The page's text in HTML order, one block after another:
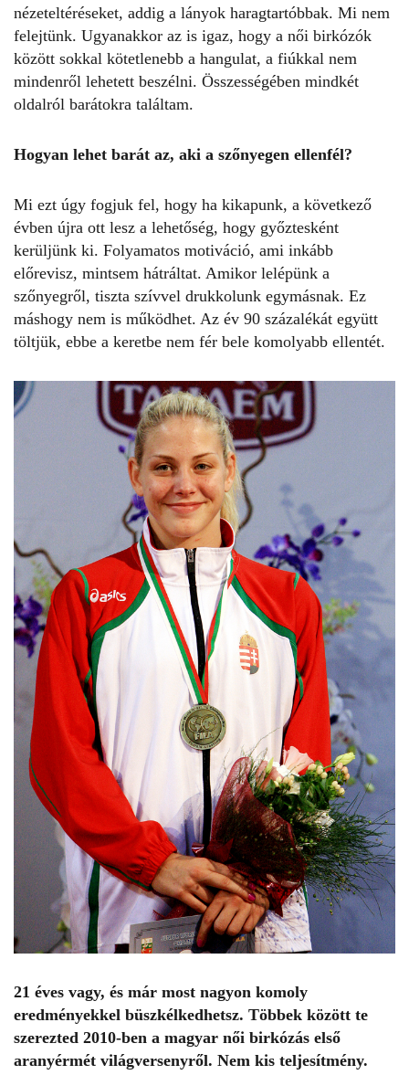
nézeteltéréseket, addig a lányok haragtartóbbak. Mi nem
felejtünk. Ugyanakkor az is igaz, hogy a női birkózók
között sokkal kötetlenebb a hangulat, a fiúkkal nem
mindenről lehetett beszélni. Összességében mindkét
oldalról barátokra találtam.
Hogyan lehet barát az, aki a szőnyegen ellenfél?
Mi ezt úgy fogjuk fel, hogy ha kikapunk, a következő
évben újra ott lesz a lehetőség, hogy győztesként
kerüljünk ki. Folyamatos motiváció, ami inkább
előrevisz, mintsem hátráltat. Amikor lelépünk a
szőnyegről, tiszta szívvel drukkolunk egymásnak. Ez
máshogy nem is működhet. Az év 90 százalékát együtt
töltjük, ebbe a keretbe nem fér bele komolyabb ellentét.
21 éves vagy, és már most nagyon komoly
eredményekkel büszkélkedhetsz. Többek között te
szerezted 2010-ben a magyar női birkózás első
aranyérmét világversenyről. Nem kis teljesítmény.